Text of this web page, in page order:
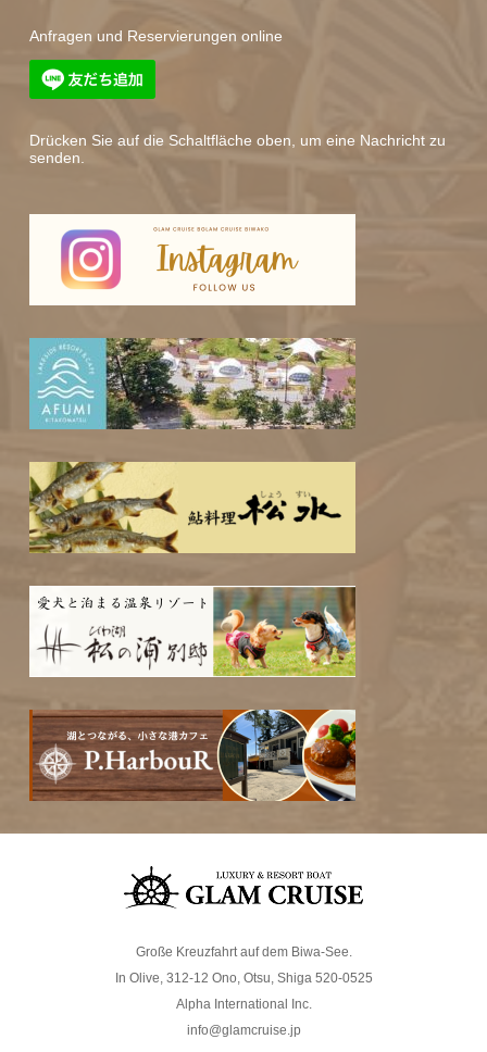
Anfragen und Reservierungen online
Drücken Sie auf die Schaltfläche oben, um eine Nachricht zu
senden.
Große Kreuzfahrt auf dem Biwa-See.
In Olive, 312-12 Ono, Otsu, Shiga 520-0525
Alpha International Inc.
info@glamcruise.jp